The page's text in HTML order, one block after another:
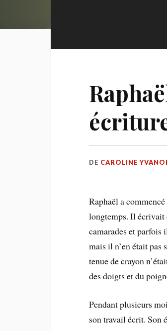
DE CAROLINE
Raphaël a
longtemps. Il écrivait
camarades et parfois
mais il n’en était pas
tenue de crayon
des doigts et du
Pendant plusieurs
son travail écrit. Son